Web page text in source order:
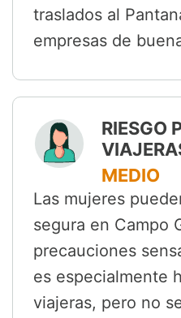
traslados al
empresas de
RIESGO
MEDIO
Las mujeres
segura en Campo
precauciones
es especialmente
viajeras, pero no